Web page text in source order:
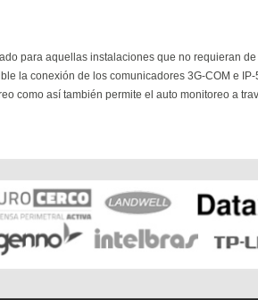
para aquellas instalaciones que no requieran
la conexión de los comunicadores 3G-COM e
como así también permite el auto monitoreo a